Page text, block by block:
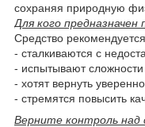
сохраняя природную
Для кого предназначен
Средство
- сталкиваются с
- испытывают
- хотят вернуть
- стремятся повысить
Верните контроль над